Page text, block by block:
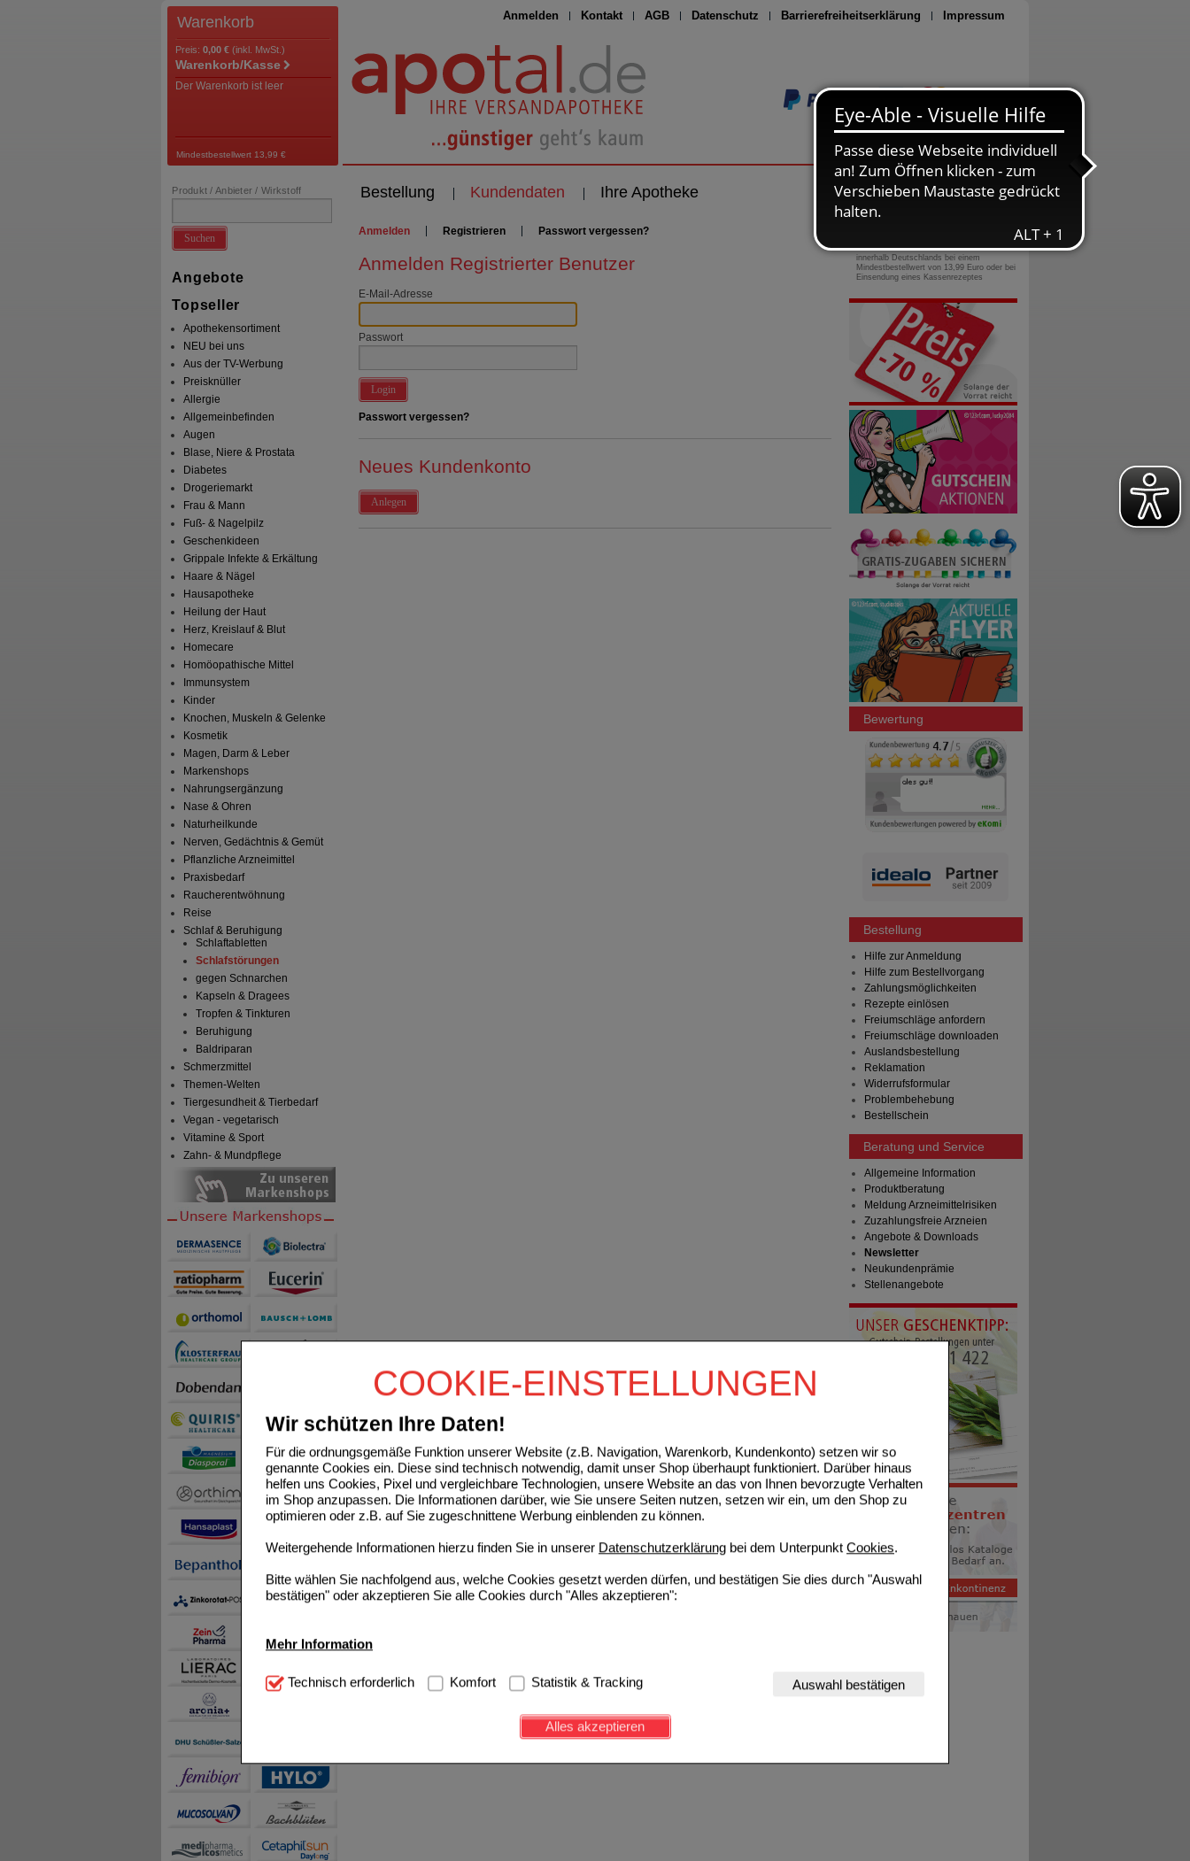
COOKIE-EINSTELLUNGEN
Wir schützen Ihre Daten!
Für die ordnungsgemäße Funktion unserer Website (z.B. Navigation, Warenkorb, Kundenkonto) setzen wir so
genannte Cookies ein. Diese sind technisch notwendig, damit unser Shop überhaupt funktioniert. Darüber hinaus
helfen uns Cookies, Pixel und vergleichbare Technologien, unsere Website an das von Ihnen bevorzugte Verhalten
im Shop anzupassen. Die Informationen darüber, wie Sie unsere Seiten nutzen, setzen wir ein, um den Shop zu
optimieren oder z.B. auf Sie zugeschnittene Werbung einblenden zu können.
Weitergehende Informationen hierzu finden Sie in unserer Datenschutzerklärung bei dem Unterpunkt Cookies.
Bitte wählen Sie nachfolgend aus, welche Cookies gesetzt werden dürfen, und bestätigen Sie dies durch "Auswahl
bestätigen" oder akzeptieren Sie alle Cookies durch "Alles akzeptieren":
Mehr Information
Technisch Notwendig: Hierbei handelt es sich um Cookies, die für die Grundfunktionen unserer Website
notwendig sind (z.B. Navigation, Warenkorb, Kundenkonto), weshalb auf diese nicht verzichtet werden kann.
Diese Cookies werden genutzt um das Einkaufserlebnis noch ansprechender zu gestalten,
beispielsweise für die Wiedererkennung des Besuchers oder unsere Seite an bevorzugte Verhaltensweisen (z.B.
Inhalte anzuzeigen und unser Partnerprogramm zu betreiben.
Statistik & Tracking:
sammeln, mit deren Hilfe wir unsere Website weiter für Sie optimieren können, den Inhalt auf unserer Website aber
teilweise an Dritte wie z.B. Google oder soziale Medien übertragen werden.
Technisch erforderlich Komfort Statistik & Tracking Auswahl bestätigen
Alles akzeptieren
Anmelden Kontakt AGB Datenschutz Barrierefreiheitserklärung Impressum
Seite drucken
Warenkorb
Preis: 0,00 € (inkl. MwSt.)
Warenkorb/Kasse
Der Warenkorb ist leer
Mindestbestellwert 13,99 €
Bestellung Kundendaten Ihre Apotheke
Produkt / Anbieter / Wirkstoff
Suchen
Angebote
Topseller
Apothekensortiment
NEU bei uns
Aus der TV-Werbung
Preisknüller
Allergie
Allgemeinbefinden
Augen
Blase, Niere & Prostata
Diabetes
Drogeriemarkt
Frau & Mann
Fuß- & Nagelpilz
Geschenkideen
Grippale Infekte & Erkältung
Haare & Nägel
Hausapotheke
Heilung der Haut
Herz, Kreislauf & Blut
Homecare
Homöopathische Mittel
Immunsystem
Kinder
Knochen, Muskeln & Gelenke
Kosmetik
Magen, Darm & Leber
Markenshops
Nahrungsergänzung
Nase & Ohren
Naturheilkunde
Nerven, Gedächtnis & Gemüt
Pflanzliche Arzneimittel
Praxisbedarf
Raucherentwöhnung
Reise
Schlaf & Beruhigung
Schlaftabletten
Schlafstörungen
gegen Schnarchen
Kapseln & Dragees
Tropfen & Tinkturen
Beruhigung
Baldriparan
Schmerzmittel
Themen-Welten
Tiergesundheit & Tierbedarf
Vegan - vegetarisch
Vitamine & Sport
Zahn- & Mundpflege
Anmelden Registrieren Passwort vergessen?
Anmelden Registrierter Benutzer
E-Mail-Adresse
Passwort
Login
Passwort vergessen?
Neues Kundenkonto
Anlegen
0800-10 11 422
gebührenfreie Rufnummer
innerhalb Deutschlands bei einem
Mindestbestellwert von 13,99 Euro oder bei
Einsendung eines Kassenrezeptes
Bewertung
Bestellung
Hilfe zur Anmeldung
Hilfe zum Bestellvorgang
Zahlungsmöglichkeiten
Rezepte einlösen
Freiumschläge anfordern
Freiumschläge downloaden
Auslandsbestellung
Reklamation
Widerrufsformular
Problembehebung
Bestellschein
Beratung und Service
Allgemeine Information
Produktberatung
Meldung Arzneimittelrisiken
Zuzahlungsfreie Arzneien
Angebote & Downloads
Newsletter
Neukundenprämie
Stellenangebote